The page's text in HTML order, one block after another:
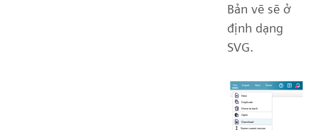
Bản vẽ sẽ ở
định dạng
SVG.